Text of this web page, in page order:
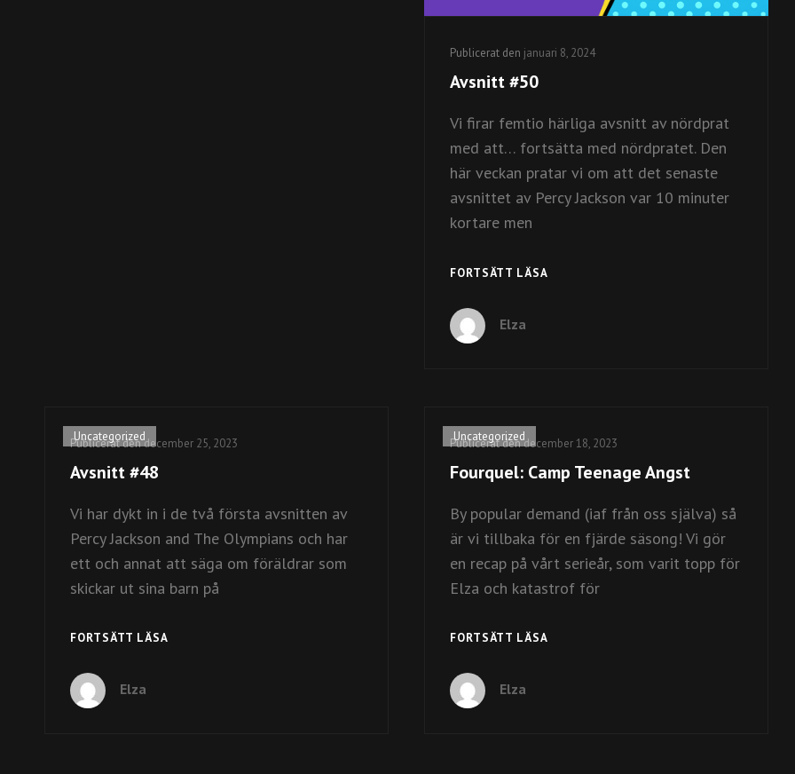
Publicerat den januari 8, 2024
Avsnitt #50
Vi firar femtio härliga avsnitt av nördprat
med att… fortsätta med nördpratet. Den
här veckan pratar vi om att det senaste
avsnittet av Percy Jackson var 10 minuter
kortare men
FORTSÄTT LÄSAAVSNITT
Elza
Kategorilänkar
Uncategorized
Publicerat dendecember 25, 2023
Avsnitt #48
Vi har dykt in i de två första avsnitten av
Percy Jackson and The Olympians och har
ett och annat att säga om föräldrar som
skickar ut sina barn på
FORTSÄTT LÄSA
Elza
Kategorilänkar
Uncategorized
Publicerat dendecember 18, 2023
Fourquel: Camp Teenage Angst
By popular demand (iaf från oss själva) så
är vi tillbaka för en fjärde säsong! Vi gör
en recap på vårt serieår, som varit topp för
Elza och katastrof för
FORTSÄTT LÄSAFOURQUEL:
Elza